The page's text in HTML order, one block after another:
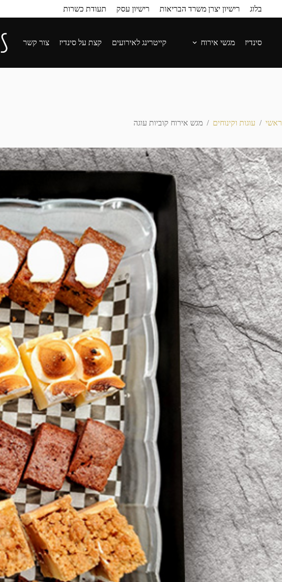
בלוג רישיון יצרן משרד הבריאות רישיון עסק תעודת כשרות
סינדיז מגשי אירוח קייטרינג לאירועים קצת על סינדיז צור קשר
ראשי / עוגות וקינוחים / מגש אירוח קוביות עוגה